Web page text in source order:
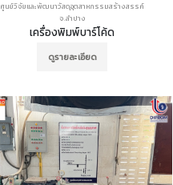
ศูนย์วิจัยและพัฒนาวัสดุอุตสาหกรรมสร้างสรรค์
จ.ลำปาง
เครื่องพิมพ์บาร์โค้ด
ดูรายละเอียด